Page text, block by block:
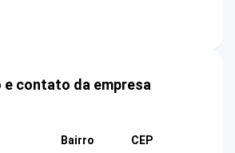
e contato da empresa
Bairro
CEP